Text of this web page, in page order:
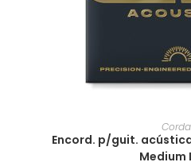
Encord. p/guit.
Medium